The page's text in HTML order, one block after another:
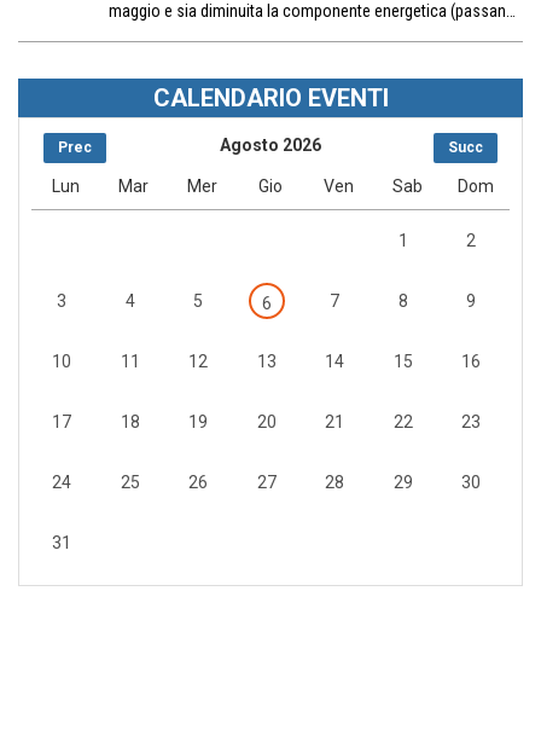
maggio e sia diminuita la componente energetica (passan…
CALENDARIO EVENTI
Prec Succ
Agosto 2026
Lun Mar Mer Gio Ven Sab Dom
1 2
3 4 5 6 7 8 9
10 11 12 13 14 15 16
17 18 19 20 21 22 23
24 25 26 27 28 29 30
31